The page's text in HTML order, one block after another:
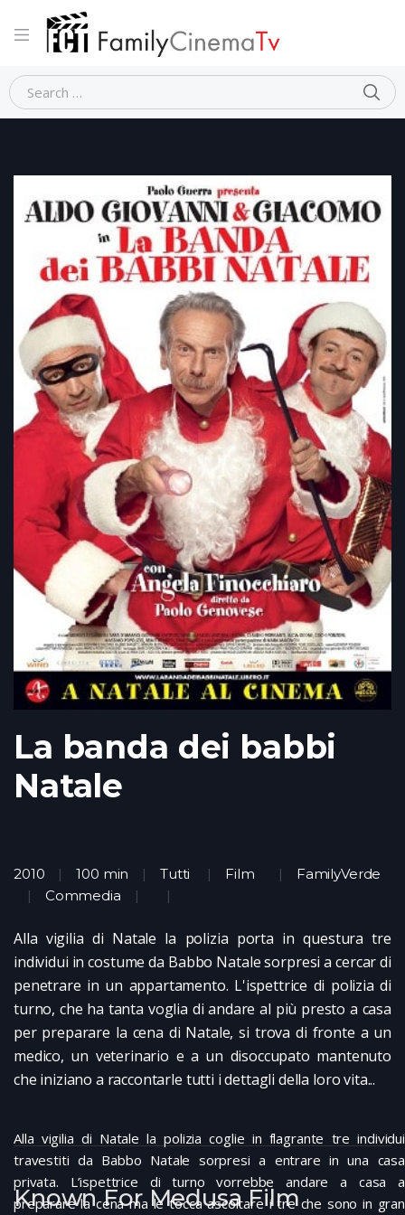
Home Commedia
La banda dei babbi
Natale
2010 100 min Tutti Film
FamilyVerde
Commedia
Alla vigilia di Natale la polizia porta in questura tre
individui in costume da Babbo Natale sorpresi a cercar di
penetrare in un appartamento. L'ispettrice di polizia di
turno, che ha tanta voglia di andare al più presto a casa
per preparare la cena di Natale, si trova di fronte a un
medico, un veterinario e a un disoccupato mantenuto
che iniziano a raccontarle tutti i dettagli della loro vita...
Alla vigilia di Natale la polizia coglie in flagrante tre individui
travestiti da Babbo Natale sorpresi a entrare in una casa
privata. L’ispettrice di turno vorrebbe andare a casa a
preparare la cena ma le tocca ascoltare i tre che sono in gran
Known For Medusa Film